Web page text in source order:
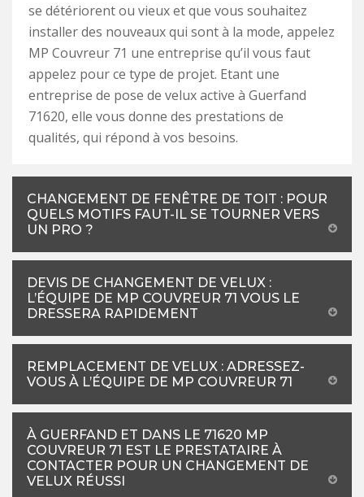
se détériorent ou vieux et que vous souhaitez
installer des nouveaux qui sont à la mode, appelez
MP Couvreur 71 une entreprise qu’il vous faut
appelez pour ce type de projet. Etant une
entreprise de pose de velux active à Guerfand
71620, elle vous donne des prestations de
qualités, qui répond à vos besoins.
CHANGEMENT DE FENÊTRE DE TOIT : POUR
QUELS MOTIFS FAUT-IL SE TOURNER VERS
UN PRO ?
DEVIS DE CHANGEMENT DE VELUX :
L’ÉQUIPE DE MP COUVREUR 71 VOUS LE
DRESSERA RAPIDEMENT
REMPLACEMENT DE VELUX : ADRESSEZ-
VOUS À L’ÉQUIPE DE MP COUVREUR 71
À GUERFAND ET DANS LE 71620 MP
COUVREUR 71 EST LE PRESTATAIRE À
CONTACTER POUR UN CHANGEMENT DE
VELUX RÉUSSI